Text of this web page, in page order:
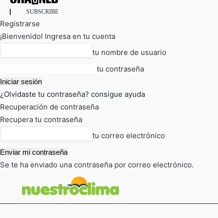
SUBSCRIBE
Registrarse
¡Bienvenido! Ingresa en tu cuenta
tu nombre de usuario
tu contraseña
¿Olvidaste tu contraseña? consigue ayuda
Recuperación de contraseña
Recupera tu contraseña
tu correo electrónico
Se te ha enviado una contraseña por correo electrónico.